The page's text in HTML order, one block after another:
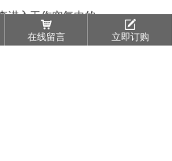
入工作空气中的
钎套和冲击器外缸的磨损。卡
낙
在线留言
녁
立即订购